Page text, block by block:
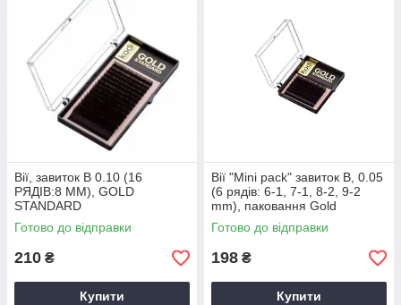
Вії, завиток B 0.10 (16
РЯДІВ:8 ММ), GOLD
STANDARD
Готово до відправки
210 ₴
Купити
Вії "Mini pack" завиток В, 0.05
(6 рядів: 6-1, 7-1, 8-2, 9-2
mm), паковання Gold
Standard
Готово до відправки
198 ₴
Купити